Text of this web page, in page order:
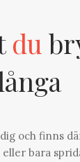
du
och finns
eller bara